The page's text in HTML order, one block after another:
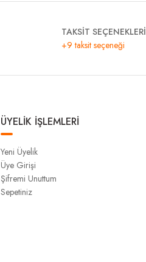
TAKSİT SEÇENEKLERİ
+9 taksit seçeneği
ÜYELİK İŞLEMLERİ
Yeni Üyelik
Üye Girişi
Şifremi Unuttum
Sepetiniz